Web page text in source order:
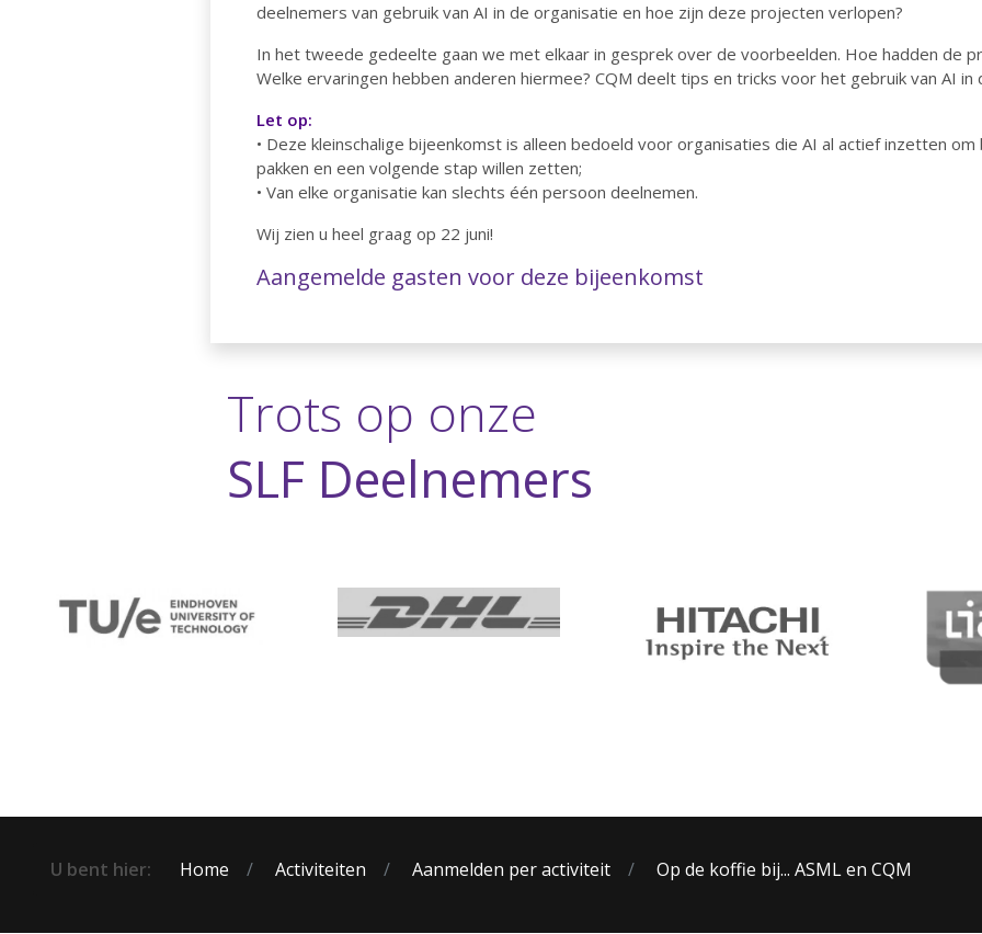
deelnemers van gebruik van AI in de organisatie en hoe zijn deze projecten verlopen?
In het tweede gedeelte gaan we met elkaar in gesprek over de voorbeelden. Hoe hadden de
Welke ervaringen hebben anderen hiermee? CQM deelt tips en tricks voor het gebruik van AI in
Let op:
• Deze kleinschalige bijeenkomst is alleen bedoeld voor organisaties die AI al actief inzetten
pakken en een volgende stap willen zetten;
• Van elke organisatie kan slechts één persoon deelnemen.
Wij zien u heel graag op 22 juni!
Aangemelde gasten voor deze bijeenkomst
Trots op onze
SLF Deelnemers
U bent hier: Home Activiteiten Aanmelden per activiteit Op de koffie bij... ASML en CQM